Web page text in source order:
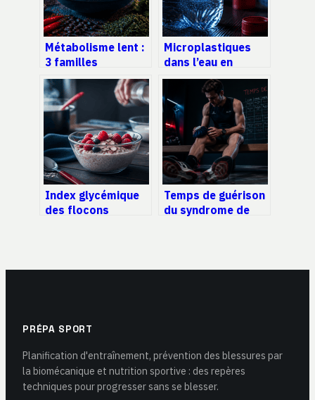
Métabolisme lent :
3 familles
d’aliments pour
réactiver votre
dépense
énergétique
Microplastiques
dans l’eau en
bouteille : réalité
des chiffres et
risques pour la
santé
Index glycémique
des flocons
tout
Temps de guérison
du syndrome de
sécurisée
PRÉPA SPORT
Planification d'entraînement, prévention des blessures par
la biomécanique et nutrition sportive : des repères
techniques pour progresser sans se blesser.